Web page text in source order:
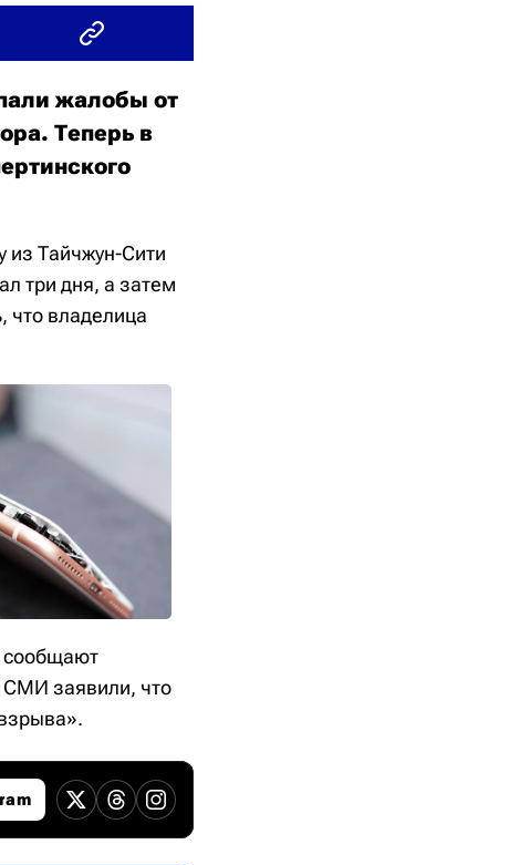
жалобы от
Теперь в
из Тайчжун-Сити
три дня, а затем
что владелица
сообщают
СМИ заявили, что